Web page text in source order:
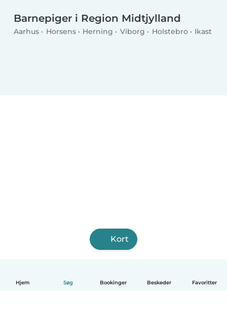
Hjem Søg Bookinger Beskeder Favoritter
Barnepiger i Region Midtjylland
Aarhus Horsens Herning Viborg Holstebro Ikast
Kort